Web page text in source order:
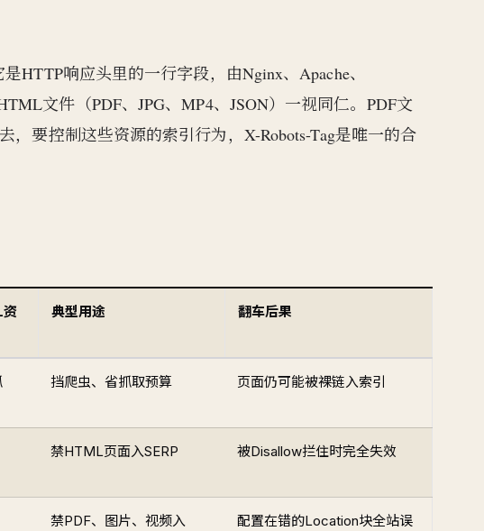
HTTP响应头里的一行字段，由Nginx、Apache、
文件（PDF、JPG、MP4、JSON）一视同仁。PDF文
要控制这些资源的索引行为，X-Robots-Tag是唯一的合
资 典型用途 翻车后果
挡爬虫、省抓取预算 页面仍可能被裸链入索引
禁HTML页面入SERP 被Disallow拦住时完全失效
禁PDF、图片、视频入
配置在错的Location块全站误